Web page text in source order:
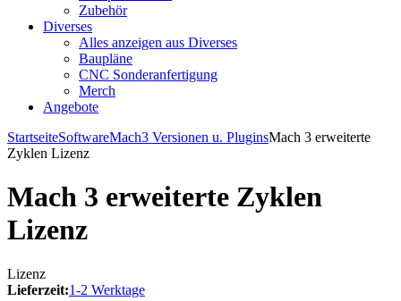
Zubehör
Diverses
Alles anzeigen aus Diverses
Baupläne
CNC Sonderanfertigung
Merch
Angebote
StartseiteSoftwareMach3 Versionen u. PluginsMach 3 erweiterte
Zyklen Lizenz
Mach 3 erweiterte Zyklen
Lizenz
Lizenz
Lieferzeit:1-2 Werktage